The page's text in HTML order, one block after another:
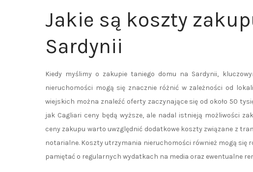
Jakie są koszty
Sardynii
Kiedy myślimy o zakupie taniego domu na Sardynii,
nieruchomości mogą się znacznie różnić w zależności od
wiejskich można znaleźć oferty zaczynające się od około 50
jak Cagliari ceny będą wyższe, ale nadal istnieją możliwości
ceny zakupu warto uwzględnić dodatkowe koszty związane z
notarialne. Koszty utrzymania nieruchomości również mogą się
pamiętać o regularnych wydatkach na media oraz ewentualne